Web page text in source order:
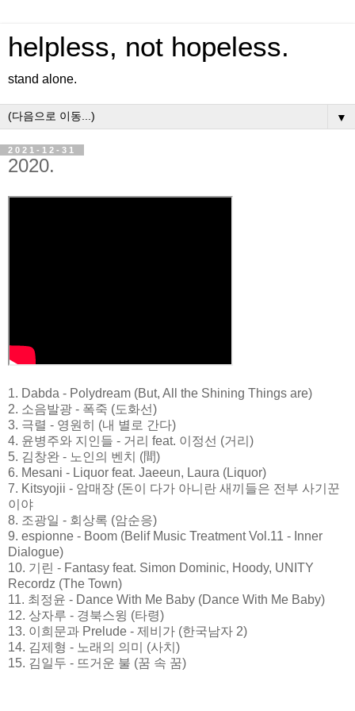
helpless, not hopeless.
stand alone.
▼
2021-12-31
2020.
1. Dabda - Polydream (But, All the Shining Things are)
2. 소음발광 - 폭죽 (도화선)
3. 극렬 - 영원히 (내 별로 간다)
4. 윤병주와 지인들 - 거리 feat. 이정선 (거리)
5. 김창완 - 노인의 벤치 (間)
6. Mesani - Liquor feat. Jaeeun, Laura (Liquor)
7. Kitsyojii - 암매장 (돈이 다가 아니란 새끼들은 전부 사기꾼
이야
8. 조광일 - 회상록 (암순응)
9. espionne - Boom (Belif Music Treatment Vol.11 - Inner
Dialogue)
10. 기린 - Fantasy feat. Simon Dominic, Hoody, UNITY
Recordz (The Town)
11. 최정윤 - Dance With Me Baby (Dance With Me Baby)
12. 상자루 - 경북스윙 (타령)
13. 이희문과 Prelude - 제비가 (한국남자 2)
14. 김제형 - 노래의 의미 (사치)
15. 김일두 - 뜨거운 불 (꿈 속 꿈)